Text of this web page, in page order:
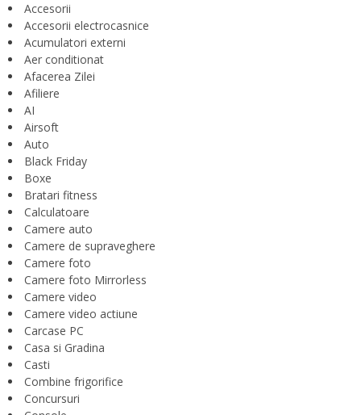
Accesorii
Accesorii electrocasnice
Acumulatori externi
Aer conditionat
Afacerea Zilei
Afiliere
AI
Airsoft
Auto
Black Friday
Boxe
Bratari fitness
Calculatoare
Camere auto
Camere de supraveghere
Camere foto
Camere foto Mirrorless
Camere video
Camere video actiune
Carcase PC
Casa si Gradina
Casti
Combine frigorifice
Concursuri